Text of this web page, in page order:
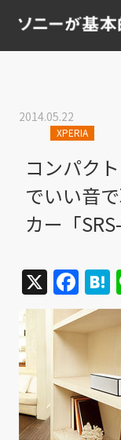
2014.05.22
XPERIA
コンパク
でいい音
カー「SRS-
X